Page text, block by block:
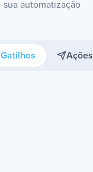
sua automatização
Gatilhos Ações